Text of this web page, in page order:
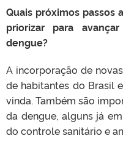
Quais próximos passos
priorizar para
dengue?
A incorporação de
de habitantes do Brasil
vinda. Também são
da dengue, alguns já
do controle sanitário e